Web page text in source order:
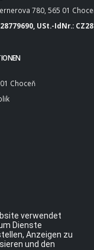
780, 565 01
USt.-IdNr.:
Choceň
verwendet
Dienste
Anzeigen zu
und den